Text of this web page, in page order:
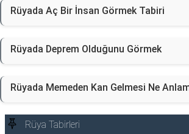
Rüyada Aç Bir İnsan Görmek Tabiri
Rüyada Deprem Olduğunu Görmek
Rüyada Memeden Kan Gelmesi Ne
Rüya Tabirleri